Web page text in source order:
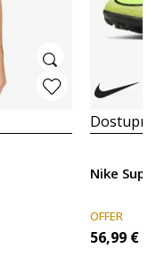
Nike
OFFER
56,99 €